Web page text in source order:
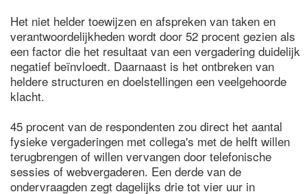
Het niet helder toewijzen en afspreken van taken en
verantwoordelijkheden wordt door 52 procent gezien als
een factor die het resultaat van een vergadering duidelijk
negatief beïnvloedt. Daarnaast is het ontbreken van
heldere structuren en doelstellingen een veelgehoorde
klacht.
45 procent van de respondenten zou direct het aantal
fysieke vergaderingen met collega's met de helft willen
terugbrengen of willen vervangen door telefonische
sessies of webvergaderen. Een derde van de
ondervraagden zegt dagelijks drie tot vier uur in